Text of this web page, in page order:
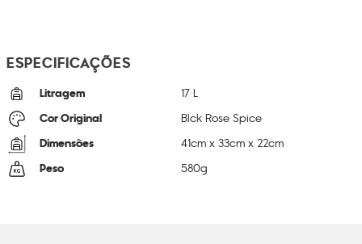
ESPECIFICAÇÕES
Litragem 17 L
Cor Original Blck Rose Spice
Dimensões 41cm x33cm x22cm
Peso 580g